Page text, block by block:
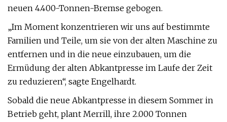
neuen 4.400-Tonnen-Bremse gebogen.
„Im Moment konzentrieren wir uns auf bestimmte
Familien und Teile, um sie von der alten Maschine zu
entfernen und in die neue einzubauen, um die
Ermüdung der alten Abkantpresse im Laufe der Zeit
zu reduzieren“, sagte Engelhardt.
Sobald die neue Abkantpresse in diesem Sommer in
Betrieb geht, plant Merrill, ihre 2.000 Tonnen